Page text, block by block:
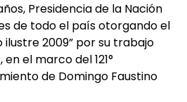
Presidencia de la Nación
de todo el país otorgando el
2009” por su trabajo
el marco del 121°
de Domingo Faustino